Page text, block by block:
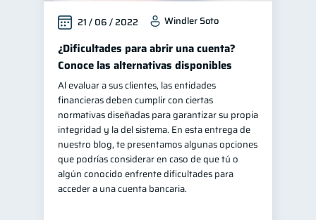
21 / 06 / 2022 Windler Soto
¿Dificultades para abrir una cuenta?
Conoce las alternativas disponibles
Al evaluar a sus clientes, las entidades
financieras deben cumplir con ciertas
normativas diseñadas para garantizar su propia
integridad y la del sistema. En esta entrega de
nuestro blog, te presentamos algunas opciones
que podrías considerar en caso de que tú o
algún conocido enfrente dificultades para
acceder a una cuenta bancaria.